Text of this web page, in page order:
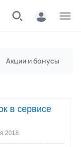
Акции и бонусы
в сервисе
2018